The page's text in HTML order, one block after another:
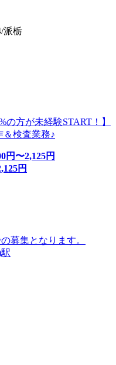
派栃
の方が未経験START！】
＆検査業務♪
円〜2,125円
円
募集となります。